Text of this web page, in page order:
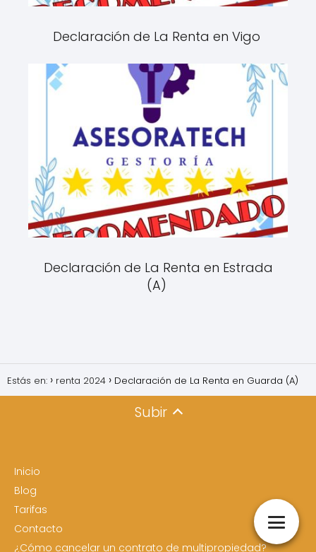
Declaración de La Renta en Vigo
Declaración de La Renta en Estrada
(A)
Estás en: renta 2024 Declaración de La Renta en Guarda (A)
Subir
Inicio
Blog
Tarifas
Contacto
¿Cómo cancelar un contrato de multipropiedad?